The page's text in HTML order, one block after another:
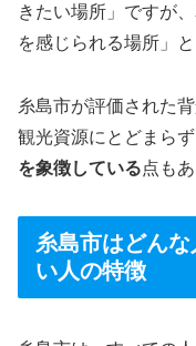
きたい場所」ですが
を感じられる場所」と
糸島市が評価された
観光資源にとどまらず
を象徴している点も
糸島市はどん
い人の特徴